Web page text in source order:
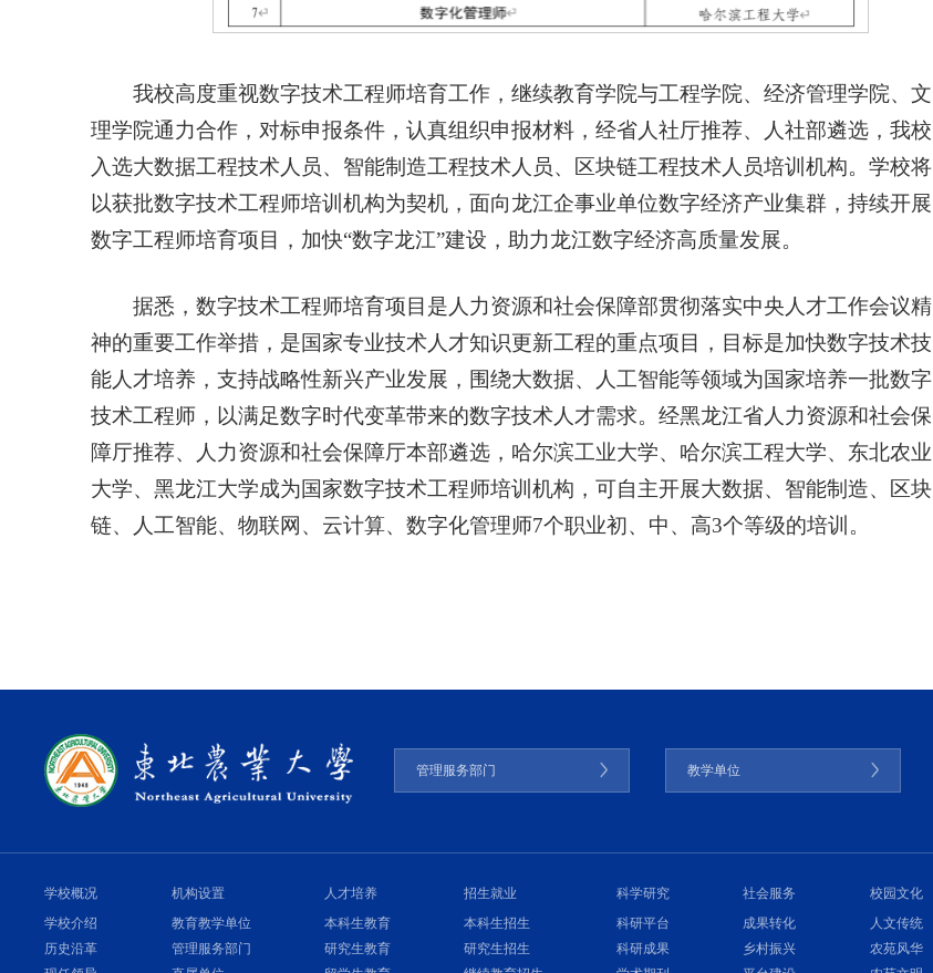
我校高度重视数字技术工程师培育工作，继续教育学院与工程学院、经济管理学院、文
理学院通力合作，对标申报条件，认真组织申报材料，经省人社厅推荐、人社部遴选，我校
入选大数据工程技术人员、智能制造工程技术人员、区块链工程技术人员培训机构。学校将
以获批数字技术工程师培训机构为契机，面向龙江企事业单位数字经济产业集群，持续开展
数字工程师培育项目，加快“数字龙江”建设，助力龙江数字经济高质量发展。
据悉，数字技术工程师培育项目是人力资源和社会保障部贯彻落实中央人才工作会议精
神的重要工作举措，是国家专业技术人才知识更新工程的重点项目，目标是加快数字技术技
能人才培养，支持战略性新兴产业发展，围绕大数据、人工智能等领域为国家培养一批数字
技术工程师，以满足数字时代变革带来的数字技术人才需求。经黑龙江省人力资源和社会保
障厅推荐、人力资源和社会保障厅本部遴选，哈尔滨工业大学、哈尔滨工程大学、东北农业
大学、黑龙江大学成为国家数字技术工程师培训机构，可自主开展大数据、智能制造、区块
链、人工智能、物联网、云计算、数字化管理师7个职业初、中、高3个等级的培训。
管理服务部门 教学单位
学校概况
学校介绍
历史沿革
机构设置
教育教学单位
管理服务部门
人才培养
本科生教育
研究生教育
招生就业
本科生招生
研究生招生
科学研究
科研平台
科研成果
社会服务
成果转化
乡村振兴
校园文化
人文传统
农苑风华